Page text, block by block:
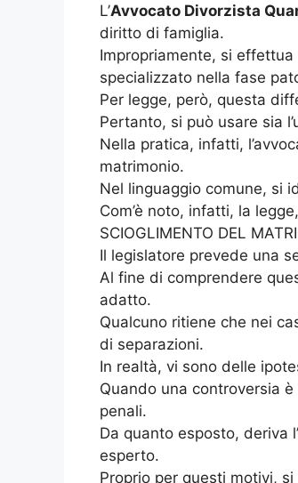
L’Avvocato Divorzista
diritto di famiglia.
Impropriamente, si effettua
specializzato nella fase
Per legge, però, questa
Pertanto, si può usare sia
Nella pratica, infatti,
matrimonio.
Nel linguaggio comune, si
Com’è noto, infatti, la
SCIOGLIMENTO DEL
Il legislatore prevede una
Al fine di comprendere
adatto.
Qualcuno ritiene che nei
di separazioni.
In realtà, vi sono delle
Quando una controversia
penali.
Da quanto esposto, deriva
esperto.
Proprio per questi motivi,